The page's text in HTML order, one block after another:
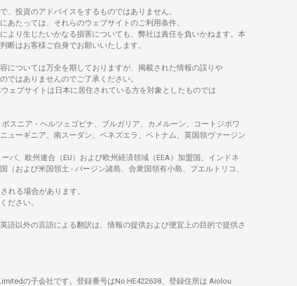
、 投資のアドバイスをするものではありません。
あたっては、 それらのウェブサイトの ご利用条件、
より 生じたいかなる損害についても、 弊社は責任を負いかね ます。 本
断はお客様ご自身でお願いいたします。
については万全を期しておりますが、 掲載さ れた情報の誤りや
ではありませんのでご了承ください。
ウェブサイトは 日本に 居住さ れている方を対象としたものでは
ボスニア ・ ヘルツェゴビナ、ブルガリア、カメルーン、コートジボワ
ューギニア、 南スーダン、ベネズエラ、ベトナム、 英国領ヴァージン
バ、 欧州連合 （EU） および欧州経済領域 （EEA）加盟国、インドネ
（および米国領土 - バージン諸島、合衆国領有小島、プエルトリコ、
れる場合があります。
ださ い。
英語以外の言語に よる翻訳は、 情報の提供および便宜上の目的で提供さ
の子会社です。 登録番号はNo.HE422638、 登録住所は Aiolou